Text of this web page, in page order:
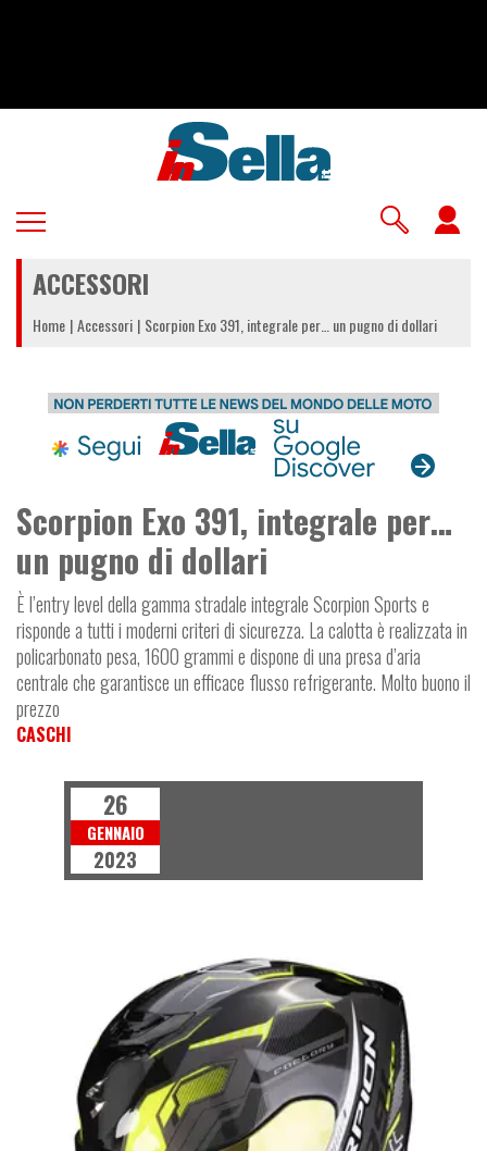
ACCESSORI
Home Accessori Scorpion Exo 391, integrale per… un pugno di dollari
Scorpion Exo 391, integrale per…
un pugno di dollari
È l’entry level della gamma stradale integrale Scorpion Sports e
risponde a tutti i moderni criteri di sicurezza. La calotta è realizzata in
policarbonato pesa, 1600 grammi e dispone di una presa d’aria
centrale che garantisce un efficace flusso refrigerante. Molto buono il
prezzo
CASCHI
26
GENNAIO
2023